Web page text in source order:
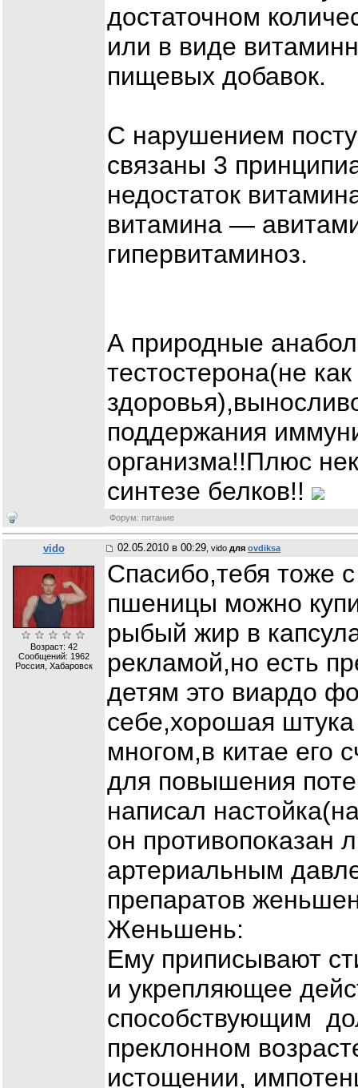
достаточном
или в виде
пищевых добавок.
С нарушением
связаны 3
недостаток
витамина —
гипервитаминоз.
А природные
тестостерона(не
поддержания
организма!!Плюс
синтезе белков!!
Форум: питание
vido 02.05.2010 в 00:29 , vido для ovdiksa
Возраст: 42
Сообщений: 1962
Россия, Хабаровск
Спасибо,тебя тоже
пшеницы можно
рыбый жир в
рекламой,но есть
детям это виардо
себе,хорошая
многом,в китае его
для повышения
написал
он противопоказан
артериальным
препаратов
Женьшень:
Ему приписывают
и укрепляющее
способствующим
преклонном
истощении,